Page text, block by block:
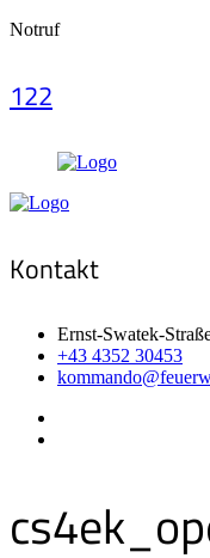
Notruf
122
Kontakt
Ernst-Swatek-
+43 4352 30453